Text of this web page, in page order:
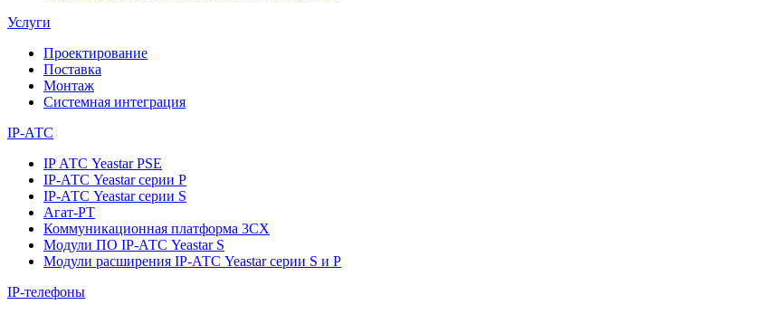
Услуги
Проектирование
Поставка
Монтаж
Системная интеграция
IP-АТС
IP АТС Yeastar PSE
IP-АТС Yeastar серии P
IP-АТС Yeastar серии S
Агат-РТ
Коммуникационная платформа 3CX
Модули ПО IP-АТС Yeastar S
Модули расширения IP-АТС Yeastar серии S и P
IP-телефоны